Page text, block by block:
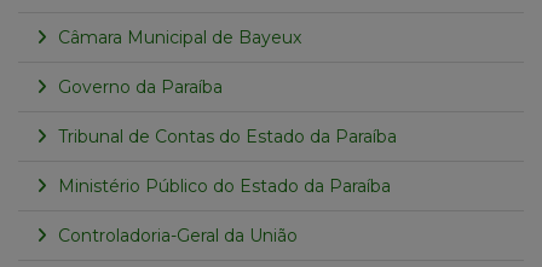
Câmara Municipal de Bayeux
Governo da Paraíba
Tribunal de Contas do Estado da Paraíba
Ministério Público do Estado da Paraíba
Controladoria-Geral da União